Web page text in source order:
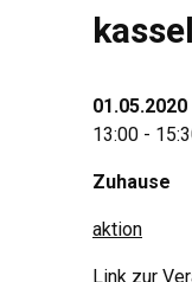
01.05.2020
13:00 -
Zuhause
aktion
Link zur